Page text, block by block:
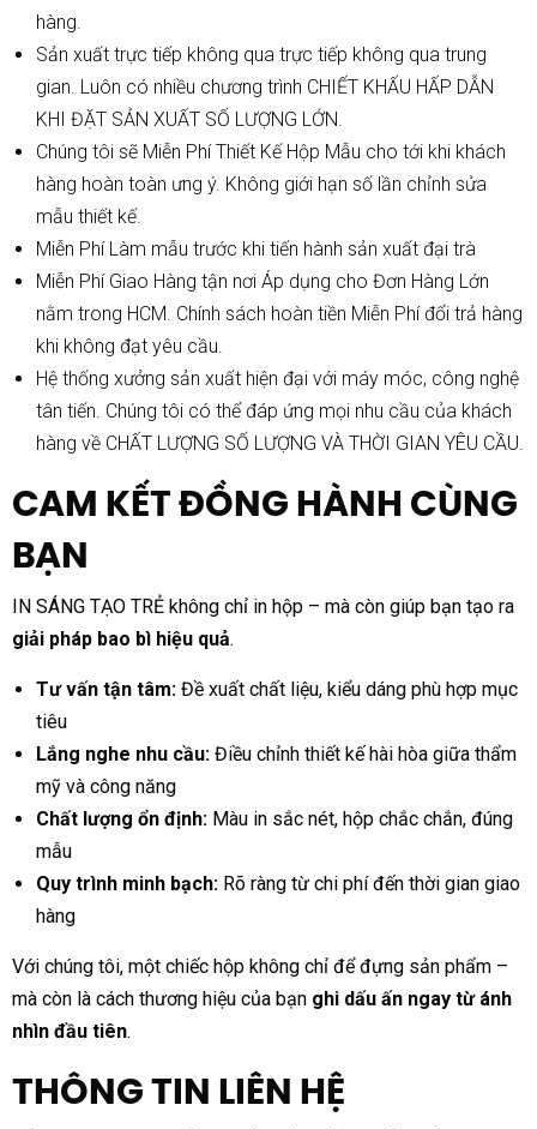
hàng.
Sản xuất trực tiếp không qua trực tiếp không qua trung
gian. Luôn có nhiều chương trình CHIẾT KHẤU HẤP DẪN
KHI ĐẶT SẢN XUẤT SỐ LƯỢNG LỚN.
Chúng tôi sẽ Miễn Phí Thiết Kế Hộp Mẫu cho tới khi khách
hàng hoàn toàn ưng ý. Không giới hạn số lần chỉnh sửa
mẫu thiết kế.
Miễn Phí Làm mẫu trước khi tiến hành sản xuất đại trà
Miễn Phí Giao Hàng tận nơi Áp dụng cho Đơn Hàng Lớn
nằm trong HCM. Chính sách hoàn tiền Miễn Phí đổi trả hàng
khi không đạt yêu cầu.
Hệ thống xưởng sản xuất hiện đại với máy móc, công nghệ
tân tiến. Chúng tôi có thể đáp ứng mọi nhu cầu của khách
hàng về CHẤT LƯỢNG SỐ LƯỢNG VÀ THỜI GIAN YÊU CẦU.
CAM KẾT ĐỒNG HÀNH CÙNG
BẠN
IN SÁNG TẠO TRẺ không chỉ in hộp – mà còn giúp bạn tạo ra
giải pháp bao bì hiệu quả.
Tư vấn tận tâm: Đề xuất chất liệu, kiểu dáng phù hợp mục
tiêu
Lắng nghe nhu cầu: Điều chỉnh thiết kế hài hòa giữa thẩm
mỹ và công năng
Chất lượng ổn định: Màu in sắc nét, hộp chắc chắn, đúng
mẫu
Quy trình minh bạch: Rõ ràng từ chi phí đến thời gian giao
hàng
Với chúng tôi, một chiếc hộp không chỉ để đựng sản phẩm –
mà còn là cách thương hiệu của bạn ghi dấu ấn ngay từ ánh
nhìn đầu tiên.
THÔNG TIN LIÊN HỆ